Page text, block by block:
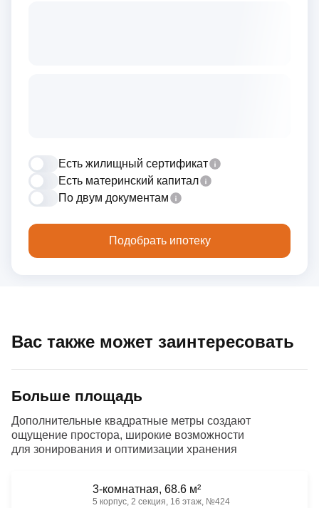
Есть жилищный сертификат
Есть материнский капитал
По двум документам
Подобрать ипотеку
Вас также может заинтересовать
Больше площадь
Дополнительные квадратные метры создают
ощущение простора, широкие возможности
для зонирования и оптимизации хранения
3-комнатная, 68.6 м²
5 корпус, 2 секция, 16 этаж, №424